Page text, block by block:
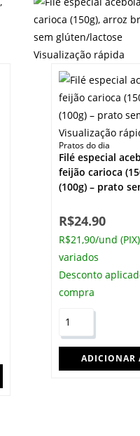
Visualização rápida
Visualização
Pratos do dia
Filé especial
feijão carioca
(100g) – prato
R$24.90
R$21,90/und
variados
Desconto
compra
ADICIONAR